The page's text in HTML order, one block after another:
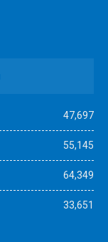
47,697
55,145
64,349
33,651